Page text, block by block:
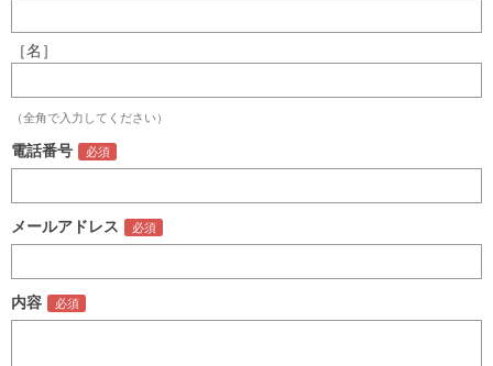
［名］
（全角で入力してください）
電話番号
メールアドレス
内容